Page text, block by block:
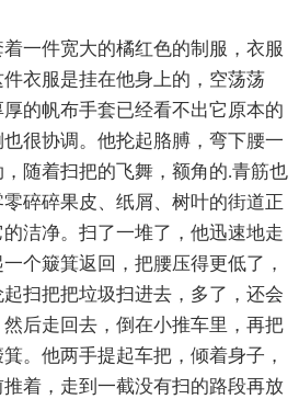
件宽大的橘红色的制服，衣服
衣服是挂在他身上的，空荡荡
的帆布手套已经看不出它原本的
很协调。他抡起胳膊，弯下腰一
随着扫把的飞舞，额角的.青筋也
碎碎果皮、纸屑、树叶的街道正
洁净。扫了一堆了，他迅速地走
个簸箕返回，把腰压得更低了，
扫把把垃圾扫进去，多了，还会
后走回去，倒在小推车里，再把
。他两手提起车把，倾着身子，
着，走到一截没有扫的路段再放